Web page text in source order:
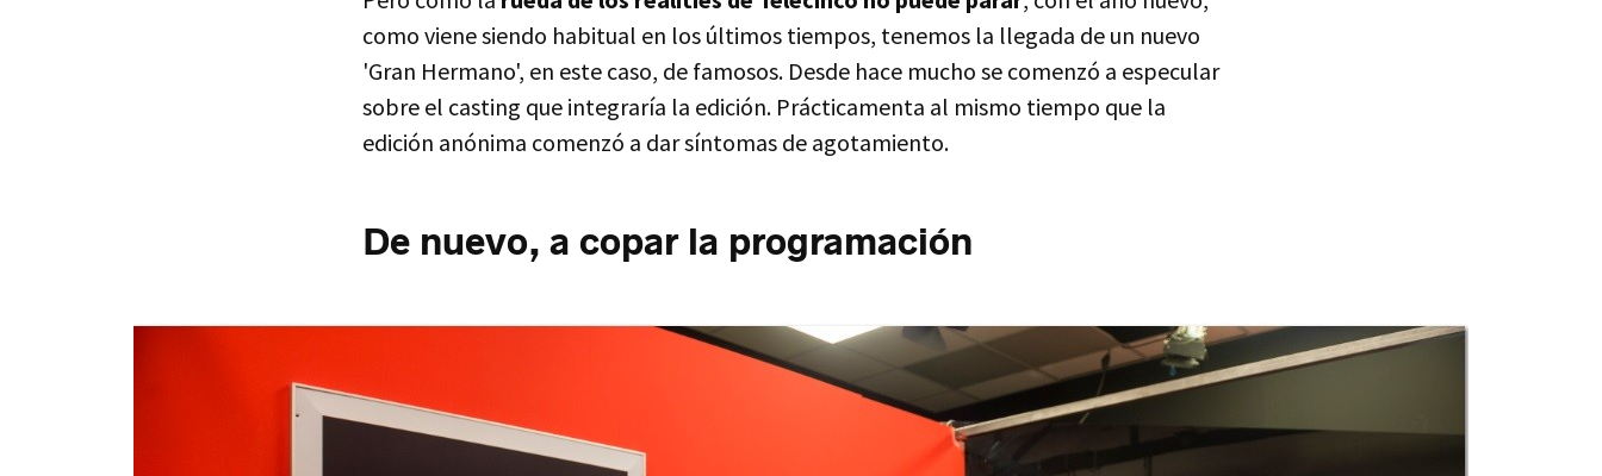
como viene siendo habitual en los últimos tiempos, tenemos la llegada de un nuevo
'Gran Hermano', en este caso, de famosos. Desde hace mucho se comenzó a especular
sobre el casting que integraría la edición. Prácticamenta al mismo tiempo que la
edición anónima comenzó a dar síntomas de agotamiento.
De nuevo, a copar la programación